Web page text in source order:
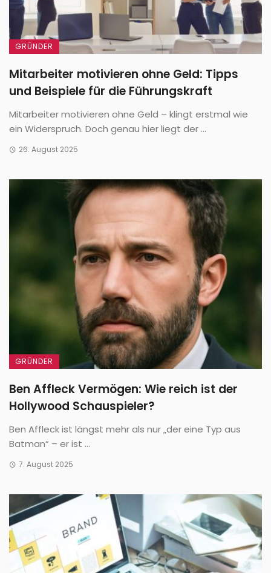
GRÜNDER
Mitarbeiter motivieren ohne Geld: Tipps
und Beispiele für die Führungskraft
Mitarbeiter motivieren ohne Geld – klingt erstmal wie
ein Widerspruch. Doch genau hier liegt der ...
26. August 2025
GRÜNDER
Ben Affleck Vermögen: Wie reich ist der
Hollywood Schauspieler?
Ben Affleck ist längst mehr als nur „der eine Typ aus
Batman“ – er ist ...
7. August 2025